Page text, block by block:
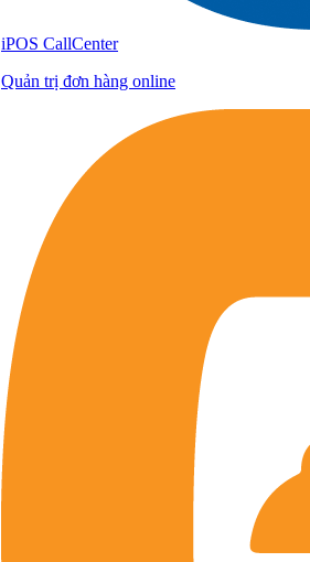
iPOS CallCenter
Quản trị đơn hàng online